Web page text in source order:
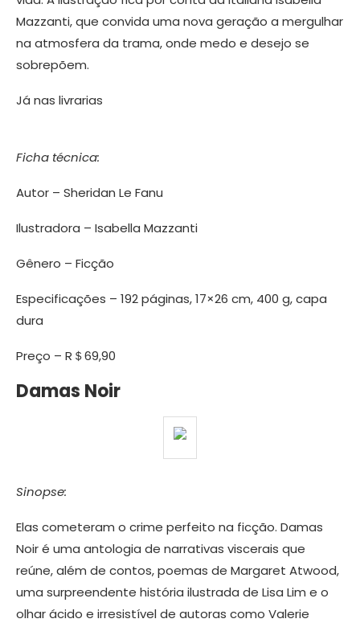
Mazzanti, que convida uma nova geração a mergulhar
na atmosfera da trama, onde medo e desejo se
sobrepõem.
Já nas livrarias
Ficha técnica:
Autor – Sheridan Le Fanu
Ilustradora – Isabella Mazzanti
Gênero – Ficção
Especificações – 192 páginas, 17×26 cm, 400 g, capa
dura
Preço – R＄69,90
Damas Noir
Sinopse:
Elas cometeram o crime perfeito na ficção. Damas
Noir é uma antologia de narrativas viscerais que
reúne, além de contos, poemas de Margaret Atwood,
uma surpreendente história ilustrada de Lisa Lim e o
olhar ácido e irresistível de autoras como Valerie